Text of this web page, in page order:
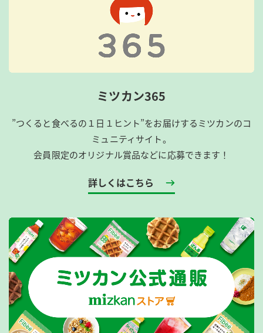
ミツカン365
”つくると食べるの１日１ヒント”をお届けするミツカンのコ
ミュニティサイト。
会員限定のオリジナル賞品などに応募できます！
詳しくはこちら